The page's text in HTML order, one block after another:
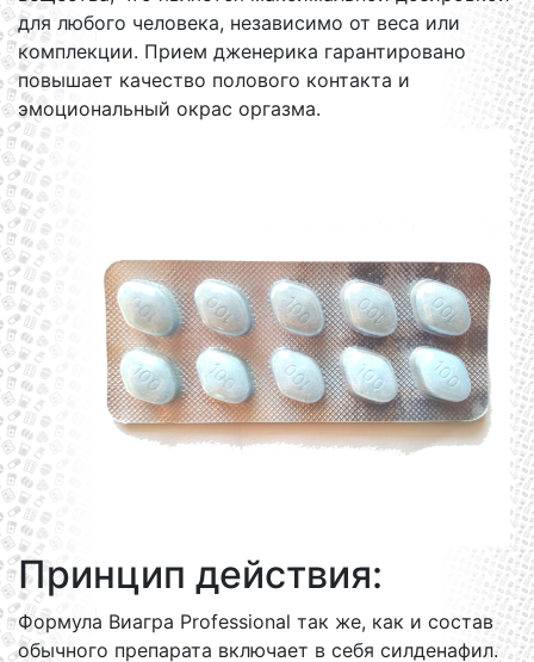
для любого человека, независимо от веса или
комплекции. Прием дженерика гарантировано
повышает качество полового контакта и
эмоциональный окрас оргазма.
Принцип действия:
Формула Виагра Professional так же, как и состав
обычного препарата включает в себя силденафил.